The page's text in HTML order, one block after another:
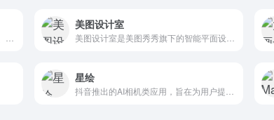
美图设计室
星绘